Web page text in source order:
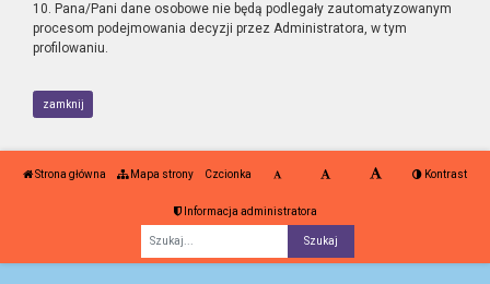
10. Pana/Pani dane osobowe nie będą podlegały zautomatyzowanym
procesom podejmowania decyzji przez Administratora, w tym
profilowaniu.
zamknij
Strona główna Mapa strony Czcionka Kontrast
Informacja administratora